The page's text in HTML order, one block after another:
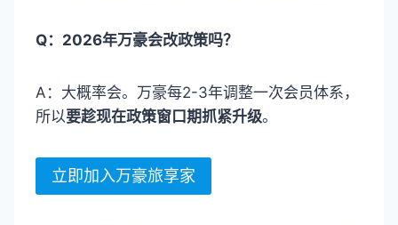
Q：2026年万豪会改政策吗？
A：大概率会。万豪每2-3年调整一次会员体系，
所以要趁现在政策窗口期抓紧升级。
立即加入万豪旅享家